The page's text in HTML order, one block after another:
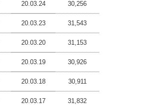
20.03.24 30,256
20.03.23 31,543
20.03.20 31,153
20.03.19 30,926
20.03.18 30,911
20.03.17 31,832